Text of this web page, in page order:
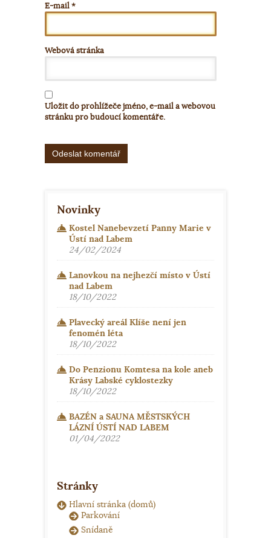
E-mail*
Webová stránka
Uložit do prohlížeče jméno, e-mail a webovou
stránku pro budoucí komentáře.
Novinky
Kostel Nanebevzetí Panny Marie v
Ústí nad Labem
24/02/2024
Lanovkou na nejhezčí místo v Ústí
nad Labem
18/10/2022
Plavecký areál Klíše není jen
fenomén léta
18/10/2022
Do Penzionu Komtesa na kole aneb
Krásy Labské cyklostezky
18/10/2022
BAZÉN a SAUNA MĚSTSKÝCH
LÁZNÍ ÚSTÍ NAD LABEM
01/04/2022
Stránky
Hlavní stránka (domů)
Parkování
Snídaně